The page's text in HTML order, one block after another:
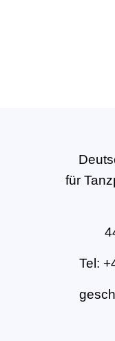
für
Tel: